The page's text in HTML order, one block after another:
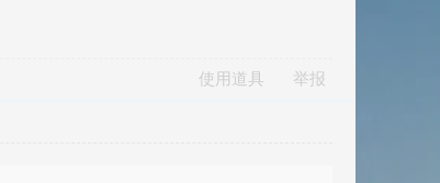
使用道具 举报